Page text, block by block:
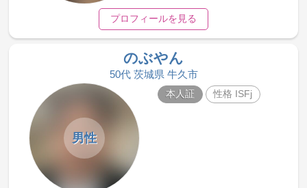
プロフィールを見る
のぶやん
50代 茨城県 牛久市
男性
本人証 性格 ISFj